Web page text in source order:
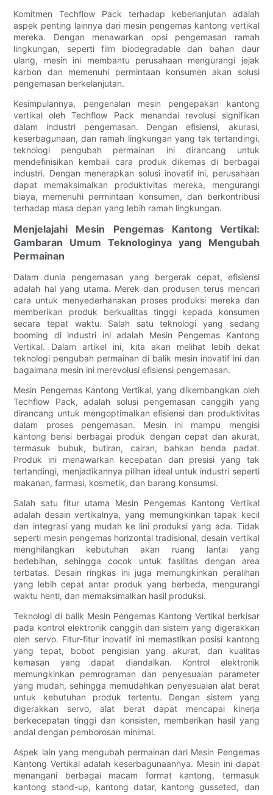
Komitmen Techflow Pack terhadap keberlanjutan adalah
aspek penting lainnya dari mesin pengemas kantong vertikal
mereka. Dengan menawarkan opsi pengemasan ramah
lingkungan, seperti film biodegradable dan bahan daur
ulang, mesin ini membantu perusahaan mengurangi jejak
karbon dan memenuhi permintaan konsumen akan solusi
pengemasan berkelanjutan.
Kesimpulannya, pengenalan mesin pengepakan kantong
vertikal oleh Techflow Pack menandai revolusi signifikan
dalam industri pengemasan. Dengan efisiensi, akurasi,
keserbagunaan, dan ramah lingkungan yang tak tertandingi,
teknologi pengubah permainan ini dirancang untuk
mendefinisikan kembali cara produk dikemas di berbagai
industri. Dengan menerapkan solusi inovatif ini, perusahaan
dapat memaksimalkan produktivitas mereka, mengurangi
biaya, memenuhi permintaan konsumen, dan berkontribusi
terhadap masa depan yang lebih ramah lingkungan.
Menjelajahi Mesin Pengemas Kantong Vertikal:
Gambaran Umum Teknologinya yang Mengubah
Permainan
Dalam dunia pengemasan yang bergerak cepat, efisiensi
adalah hal yang utama. Merek dan produsen terus mencari
cara untuk menyederhanakan proses produksi mereka dan
memberikan produk berkualitas tinggi kepada konsumen
secara tepat waktu. Salah satu teknologi yang sedang
booming di industri ini adalah Mesin Pengemas Kantong
Vertikal. Dalam artikel ini, kita akan melihat lebih dekat
teknologi pengubah permainan di balik mesin inovatif ini dan
bagaimana mesin ini merevolusi efisiensi pengemasan.
Mesin Pengemas Kantong Vertikal, yang dikembangkan oleh
Techflow Pack, adalah solusi pengemasan canggih yang
dirancang untuk mengoptimalkan efisiensi dan produktivitas
dalam proses pengemasan. Mesin ini mampu mengisi
kantong berisi berbagai produk dengan cepat dan akurat,
termasuk bubuk, butiran, cairan, bahkan benda padat.
Produk ini menawarkan kecepatan dan presisi yang tak
tertandingi, menjadikannya pilihan ideal untuk industri seperti
makanan, farmasi, kosmetik, dan barang konsumsi.
Salah satu fitur utama Mesin Pengemas Kantong Vertikal
adalah desain vertikalnya, yang memungkinkan tapak kecil
dan integrasi yang mudah ke lini produksi yang ada. Tidak
seperti mesin pengemas horizontal tradisional, desain vertikal
menghilangkan kebutuhan akan ruang lantai yang
berlebihan, sehingga cocok untuk fasilitas dengan area
terbatas. Desain ringkas ini juga memungkinkan peralihan
yang lebih cepat antar produk yang berbeda, mengurangi
waktu henti, dan memaksimalkan hasil produksi.
Teknologi di balik Mesin Pengemas Kantong Vertikal berkisar
pada kontrol elektronik canggih dan sistem yang digerakkan
oleh servo. Fitur-fitur inovatif ini memastikan posisi kantong
yang tepat, bobot pengisian yang akurat, dan kualitas
kemasan yang dapat diandalkan. Kontrol elektronik
memungkinkan pemrograman dan penyesuaian parameter
yang mudah, sehingga memudahkan penyesuaian alat berat
untuk kebutuhan produk tertentu. Dengan sistem yang
digerakkan servo, alat berat dapat mencapai kinerja
berkecepatan tinggi dan konsisten, memberikan hasil yang
andal dengan pemborosan minimal.
Aspek lain yang mengubah permainan dari Mesin Pengemas
Kantong Vertikal adalah keserbagunaannya. Mesin ini dapat
menangani berbagai macam format kantong, termasuk
kantong stand-up, kantong datar, kantong gusseted, dan